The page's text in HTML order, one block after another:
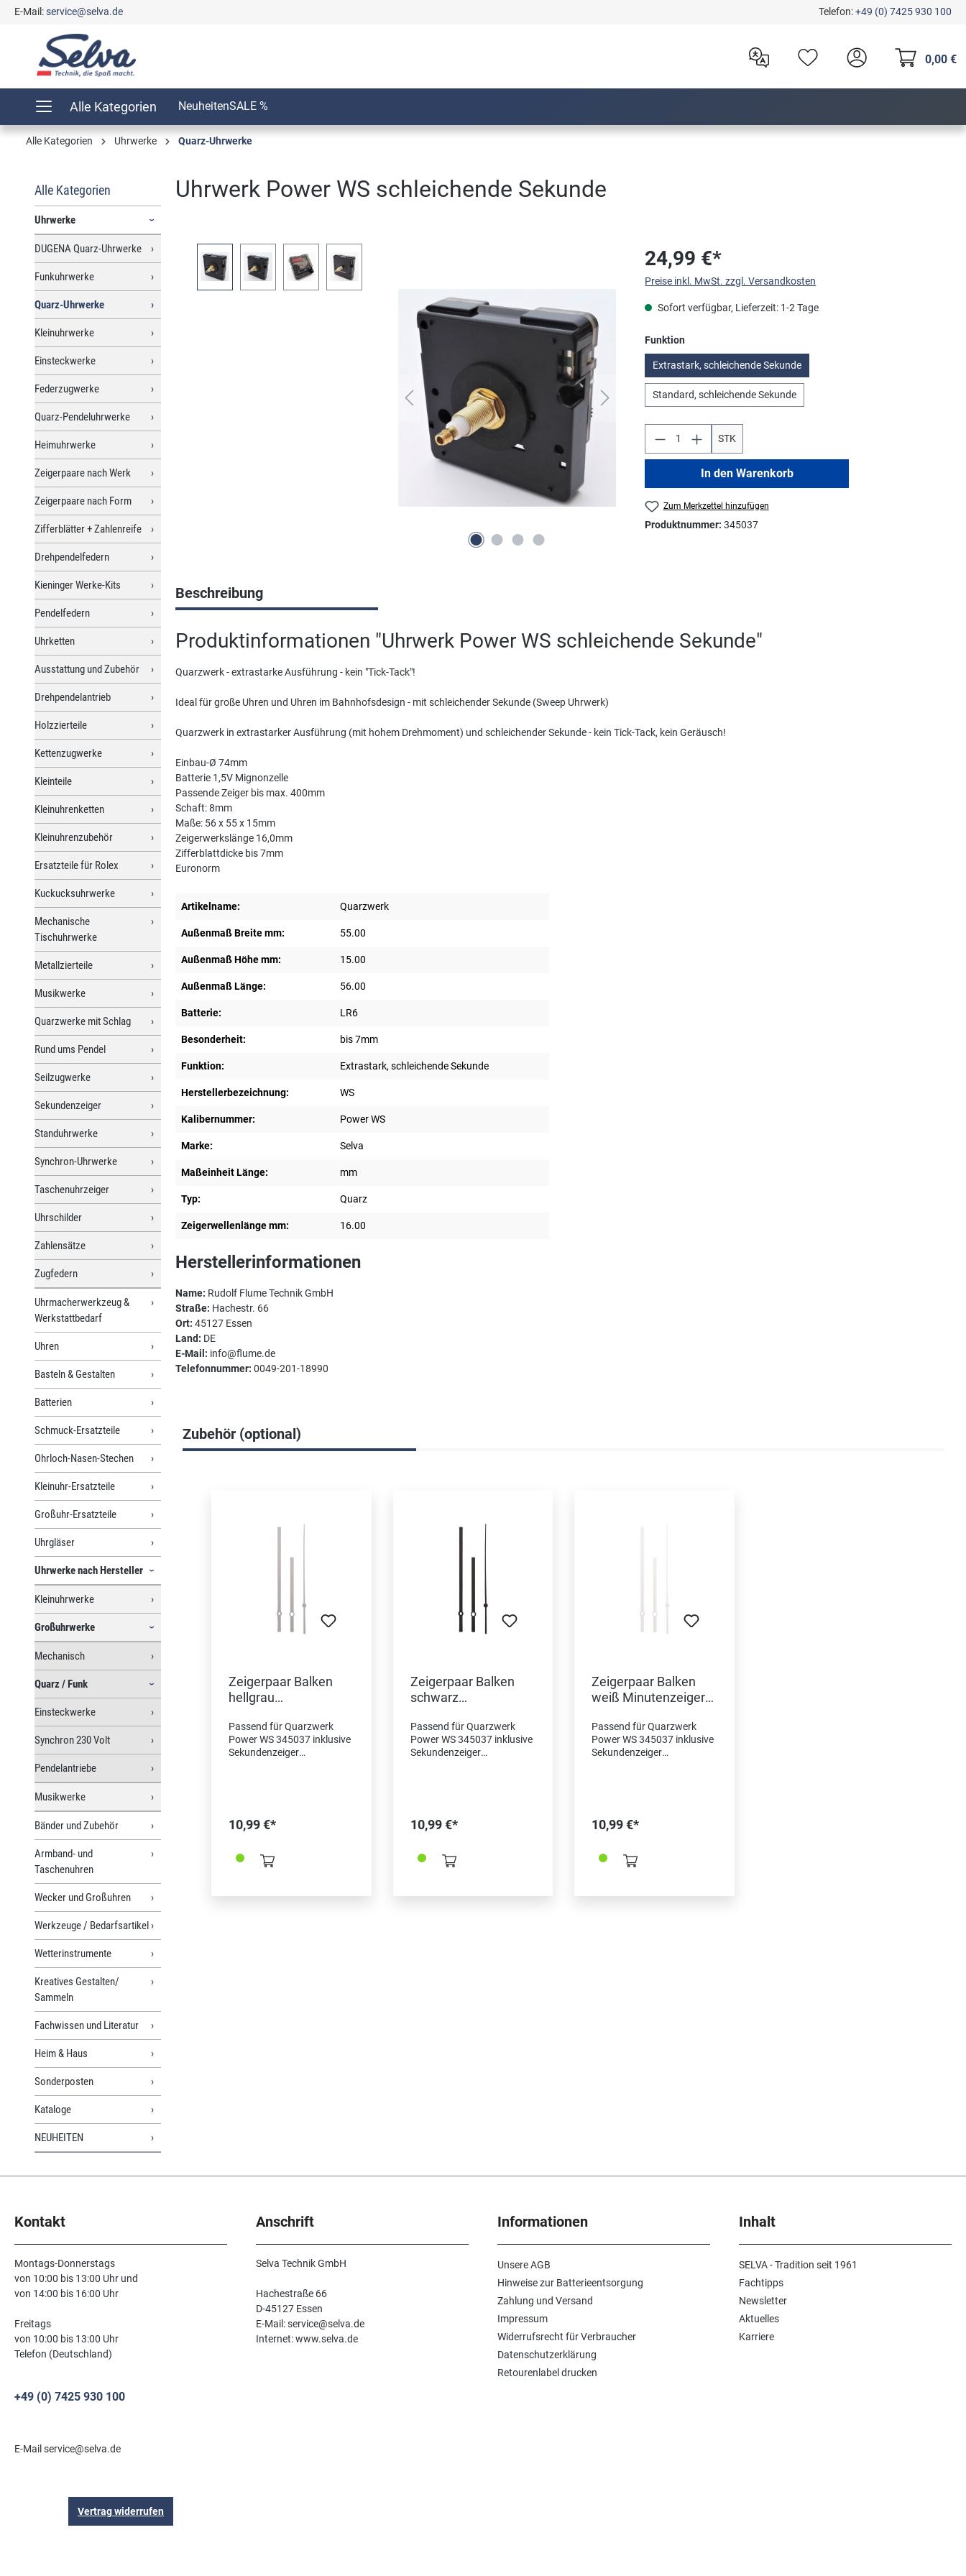
Zur Hauptnavigation springen
E-Mail:service@selva.de Telefon:+49 (0) 7425 930 100
0,00 €
Alle Kategorien NeuheitenSALE %
Alle Kategorien Uhrwerke Quarz-Uhrwerke
Alle Kategorien
Uhrwerke
DUGENA Quarz-Uhrwerke
Funkuhrwerke
Quarz-Uhrwerke
Kleinuhrwerke
Einsteckwerke
Federzugwerke
Quarz-Pendeluhrwerke
Heimuhrwerke
Zeigerpaare nach Werk
Zeigerpaare nach Form
Zifferblätter + Zahlenreife
Drehpendelfedern
Kieninger Werke-Kits
Pendelfedern
Uhrketten
Ausstattung und Zubehör
Drehpendelantrieb
Holzzierteile
Kettenzugwerke
Kleinteile
Kleinuhrenketten
Kleinuhrenzubehör
Ersatzteile für Rolex
Kuckucksuhrwerke
Mechanische
Tischuhrwerke
Metallzierteile
Musikwerke
Quarzwerke mit Schlag
Rund ums Pendel
Seilzugwerke
Sekundenzeiger
Standuhrwerke
Synchron-Uhrwerke
Taschenuhrzeiger
Uhrschilder
Zahlensätze
Zugfedern
Uhrmacherwerkzeug &
Werkstattbedarf
Uhren
Basteln & Gestalten
Batterien
Schmuck-Ersatzteile
Ohrloch-Nasen-Stechen
Kleinuhr-Ersatzteile
Großuhr-Ersatzteile
Uhrgläser
Uhrwerke nach Hersteller
Kleinuhrwerke
Großuhrwerke
Mechanisch
Quarz / Funk
Einsteckwerke
Synchron 230 Volt
Pendelantriebe
Musikwerke
Bänder und Zubehör
Armband- und
Taschenuhren
Wecker und Großuhren
Werkzeuge / Bedarfsartikel
Wetterinstrumente
Kreatives Gestalten/
Sammeln
Fachwissen und Literatur
Heim & Haus
Sonderposten
Kataloge
NEUHEITEN
Uhrwerk Power WS schleichende Sekunde
24,99 €*
Preise inkl. MwSt. zzgl. Versandkosten
Sofort verfügbar, Lieferzeit: 1-2 Tage
Funktionauswählen
Extrastark, schleichende Sekunde
Standard, schleichende Sekunde
STK
In den Warenkorb
Zum Merkzettel hinzufügen
Produktnummer:345037
Beschreibung
Produktinformationen "Uhrwerk Power WS schleichende Sekunde"
Quarzwerk - extrastarke Ausführung - kein "Tick-Tack"!
Ideal für große Uhren und Uhren im Bahnhofsdesign - mit schleichender Sekunde (Sweep Uhrwerk)
Quarzwerk in extrastarker Ausführung (mit hohem Drehmoment) und schleichender Sekunde - kein Tick-Tack, kein Geräusch!
Einbau-Ø 74mm
Batterie 1,5V Mignonzelle
Passende Zeiger bis max. 400mm
Schaft: 8mm
Maße: 56 x 55 x 15mm
Zeigerwerkslänge 16,0mm
Zifferblattdicke bis 7mm
Euronorm
Artikelname: Quarzwerk
Außenmaß Breite mm: 55.00
Außenmaß Höhe mm: 15.00
Außenmaß Länge: 56.00
Batterie: LR6
Besonderheit: bis 7mm
Funktion: Extrastark, schleichende Sekunde
Herstellerbezeichnung: WS
Kalibernummer: Power WS
Marke: Selva
Maßeinheit Länge: mm
Typ: Quarz
Zeigerwellenlänge mm: 16.00
Herstellerinformationen
Name: Rudolf Flume Technik GmbH
Straße: Hachestr. 66
Ort: 45127 Essen
Land: DE
E-Mail: info@flume.de
Telefonnummer: 0049-201-18990
Zubehör (optional)
Zeigerpaar Balken
hellgrau
L:150mm
Passend für Quarzwerk
Power WS 345037 inklusive
Sekundenzeiger
anstreichbar
10,99 €*
Zeigerpaar Balken
schwarz
L:150mm
Passend für Quarzwerk
Power WS 345037 inklusive
Sekundenzeiger
anstreichbar
10,99 €*
Zeigerpaar Balken
weiß Minutenzeiger-
Passend für Quarzwerk
Power WS 345037 inklusive
Sekundenzeiger
anstreichbar
10,99 €*
Kontakt
Montags-Donnerstags
von 10:00 bis 13:00 Uhr und
von 14:00 bis 16:00 Uhr
Freitags
von 10:00 bis 13:00 Uhr
Telefon (Deutschland)
+49 (0) 7425 930 100
E-Mail service@selva.de
Vertrag widerrufen
Anschrift
Selva Technik GmbH
Hachestraße 66
D-45127 Essen
E-Mail: service@selva.de
Internet: www.selva.de
Informationen
Unsere AGB
Hinweise zur Batterieentsorgung
Zahlung und Versand
Impressum
Widerrufsrecht für Verbraucher
Datenschutzerklärung
Retourenlabel drucken
Inhalt
SELVA - Tradition seit 1961
Fachtipps
Newsletter
Aktuelles
Karriere